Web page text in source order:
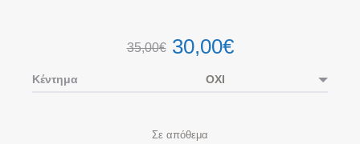
35,00€ 30,00€
Κέντημα
Σε απόθεμα